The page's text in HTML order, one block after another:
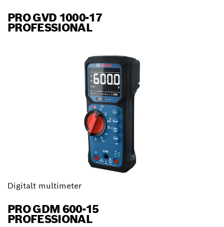
PRO GVD 1000-17
PROFESSIONAL
Digitalt multimeter
PRO GDM 600-15
PROFESSIONAL